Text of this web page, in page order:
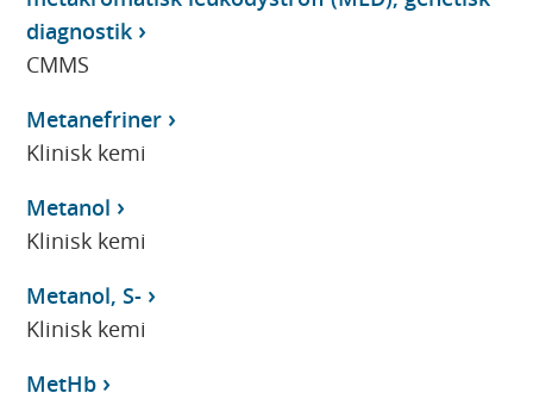
diagnostik
CMMS
Metanefriner
Klinisk kemi
Metanol
Klinisk kemi
Metanol, S-
Klinisk kemi
MetHb